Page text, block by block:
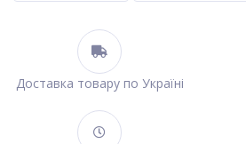
Доставка товару по Україні